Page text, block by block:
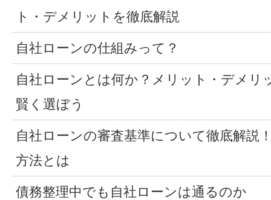
ト・デメリットを徹底解説
自社ローンの仕組みって？
自社ローンとは何か？メリット・デメリ
賢く選ぼう
自社ローンの審査基準について徹底解説
方法とは
債務整理中でも自社ローンは通るのか